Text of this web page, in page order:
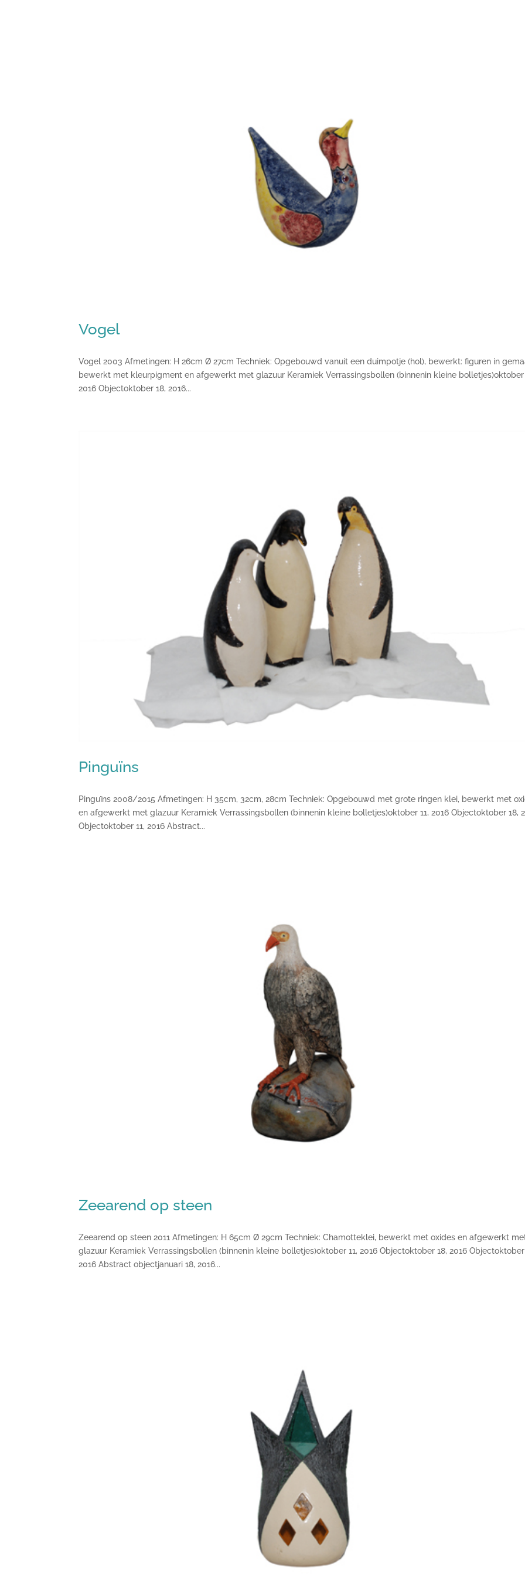
Vogel
Vogel 2003 Afmetingen: H 26cm Ø 27cm Techniek: Opgebouwd vanuit een duimpotje (hol), bewerkt: figuren in
bewerkt met kleurpigment en afgewerkt met glazuur Keramiek Verrassingsbollen (binnenin kleine bolletjes)oktober
2016 Objectoktober 18, 2016...
Pinguïns
Pinguïns 2008/2015 Afmetingen: H 35cm, 32cm, 28cm Techniek: Opgebouwd met grote ringen klei, bewerkt met
en afgewerkt met glazuur Keramiek Verrassingsbollen (binnenin kleine bolletjes)oktober 11, 2016 Objectoktober 18,
Objectoktober 11, 2016 Abstract...
Zeearend op steen
Zeearend op steen 2011 Afmetingen: H 65cm Ø 29cm Techniek: Chamotteklei, bewerkt met oxides en afgewerkt
glazuur Keramiek Verrassingsbollen (binnenin kleine bolletjes)oktober 11, 2016 Objectoktober 18, 2016 Objectoktober
2016 Abstract objectjanuari 18, 2016...